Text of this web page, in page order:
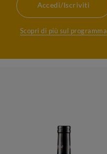
Accedi/Iscriviti
Scopri di più sul programma